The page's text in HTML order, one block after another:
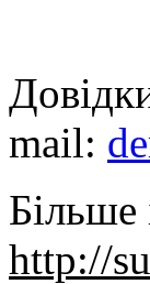
mail:
Більше
http://